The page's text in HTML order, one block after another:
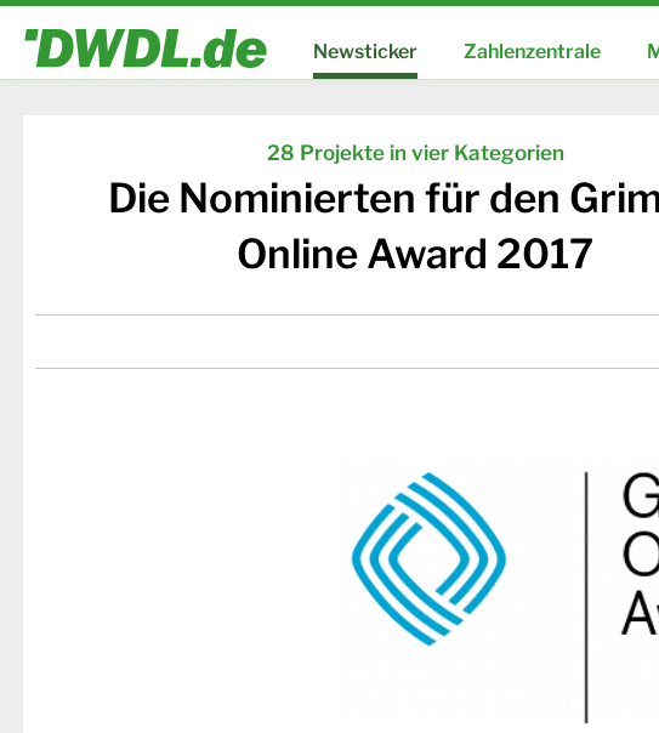
Newsticker Zahlenzentrale
28 Projekte in vier Kategorien
Die Nominierten für den
Online Award 2017